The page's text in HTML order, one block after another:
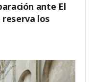
ante El
los